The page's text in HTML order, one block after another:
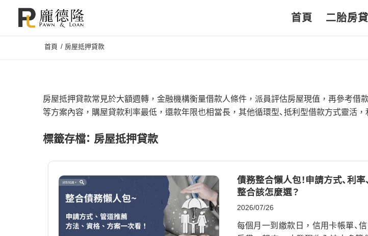
首頁 二胎房貸
首頁 / 房屋抵押貸款
房屋抵押貸款常見於大額週轉，金融機構衡量借款人條件，派員評估房屋現值，再參考借
等方案內容，購屋貸款利率最低，還款年限也相當長，其他循環型、抵利型借款方式靈活，
標籤存檔： 房屋抵押貸款
債務整合懶人包！申請方式、利率
整合該怎麼選？
2026/07/26
每個月一到繳款日，信用卡帳單、信